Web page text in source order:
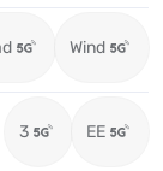
Wind
3 EE